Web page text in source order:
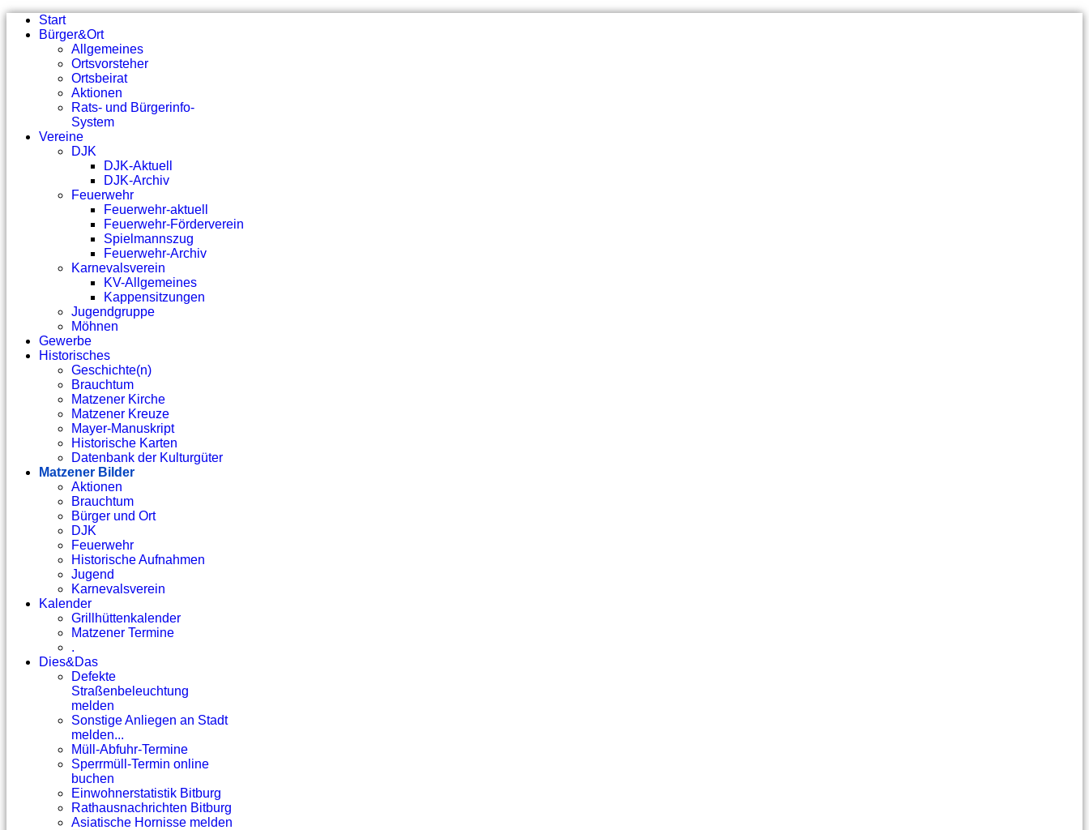
Start
Bürger&Ort
Allgemeines
Ortsvorsteher
Ortsbeirat
Aktionen
Rats- und Bürgerinfo-
System
Vereine
DJK
DJK-Aktuell
DJK-Archiv
Feuerwehr
Feuerwehr-aktuell
Feuerwehr-Förderverein
Spielmannszug
Feuerwehr-Archiv
Karnevalsverein
KV-Allgemeines
Kappensitzungen
Jugendgruppe
Möhnen
Gewerbe
Historisches
Geschichte(n)
Brauchtum
Matzener Kirche
Matzener Kreuze
Mayer-Manuskript
Historische Karten
Datenbank der Kulturgüter
Matzener Bilder
Aktionen
Brauchtum
Bürger und Ort
DJK
Feuerwehr
Historische Aufnahmen
Jugend
Karnevalsverein
Kalender
Grillhüttenkalender
Matzener Termine
.
Dies&Das
Defekte
Straßenbeleuchtung
melden
Sonstige Anliegen an Stadt
melden...
Müll-Abfuhr-Termine
Sperrmüll-Termin online
buchen
Einwohnerstatistik Bitburg
Rathausnachrichten Bitburg
Asiatische Hornisse melden